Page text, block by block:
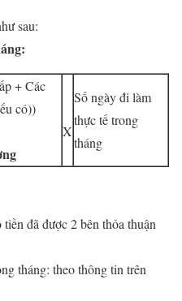
sau:
+ Các
có))
X
Số ngày đi làm
thực tế trong
tháng
đã được 2 bên thỏa thuận
tháng: theo thông tin trên